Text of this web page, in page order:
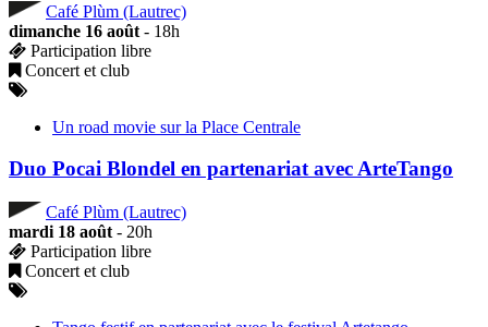
Café Plùm (Lautrec)
dimanche 16 août - 18h
Participation libre
Concert et club
Un road movie sur la Place Centrale
Duo Pocai Blondel en partenariat avec ArteTango
Café Plùm (Lautrec)
mardi 18 août - 20h
Participation libre
Concert et club